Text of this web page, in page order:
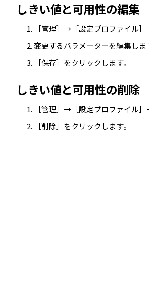
しきい値と可用性の編集
［管理］→［設定プロファイル
変更するパラメーターを編集しま
［保存］をクリックします。
しきい値と可用性の削除
［管理］→［設定プロファイル
［削除］をクリックします。